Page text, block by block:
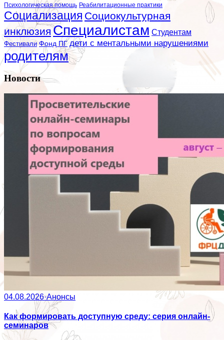
Психологическая помощь Реабилитационные практики
Социализация Социокультурная
инклюзия Специалистам Студентам
Фестивали Фонд ПГ дети с ментальными нарушениями
родителям
Новости
04.08.2026·Анонсы
Как формировать доступную среду: серия онлайн-
семинаров